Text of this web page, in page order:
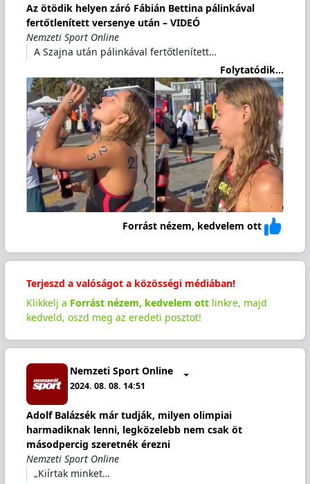
Az ötödik helyen záró Fábián Bettina pálinkával
fertőtlenített versenye után – VIDEÓ
Nemzeti Sport Online
A Szajna után pálinkával fertőtlenített…
Folytatódik...
Forrást nézem, kedvelem ott
Terjeszd a valóságot a közösségi médiában!
Klikkelj a Forrást nézem, kedvelem ottlinkre, majd
kedveld, oszd meg az eredeti posztot!
Nemzeti Sport Online
2024. 08. 08. 14:51
Adolf Balázsék már tudják, milyen olimpiai
harmadiknak lenni, legközelebb nem csak öt
másodpercig szeretnék érezni
Nemzeti Sport Online
„Kiírtak minket…